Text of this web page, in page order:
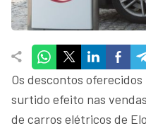
Os descontos oferecidos
surtido efeito nas
de carros elétricos de